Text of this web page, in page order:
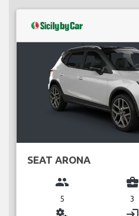
SEAT ARONA
group
5
business_center
3